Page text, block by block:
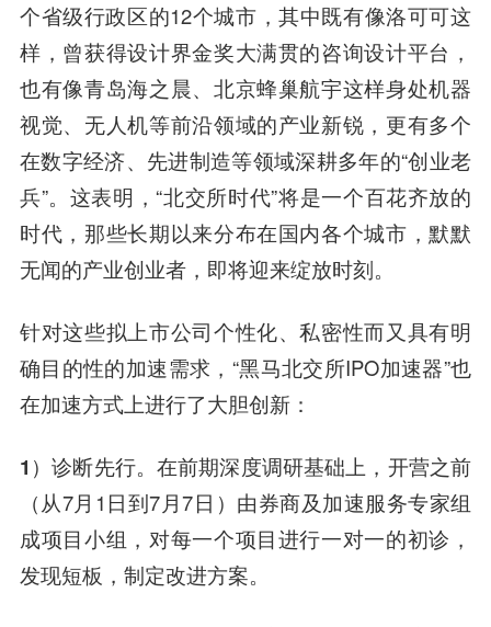
个省级行政区的12个城市，其中既有像洛可可这
样，曾获得设计界金奖大满贯的咨询设计平台，
也有像青岛海之晨、北京蜂巢航宇这样身处机器
视觉、无人机等前沿领域的产业新锐，更有多个
在数字经济、先进制造等领域深耕多年的“创业老
兵”。这表明，“北交所时代”将是一个百花齐放的
时代，那些长期以来分布在国内各个城市，默默
无闻的产业创业者，即将迎来绽放时刻。
针对这些拟上市公司个性化、私密性而又具有明
确目的性的加速需求，“黑马北交所IPO加速器”也
在加速方式上进行了大胆创新：
1）诊断先行。 在前期深度调研基础上，开营之前
（从7月1日到7月7日）由券商及加速服务专家组
成项目小组，对每一个项目进行一对一的初诊，
发现短板，制定改进方案。